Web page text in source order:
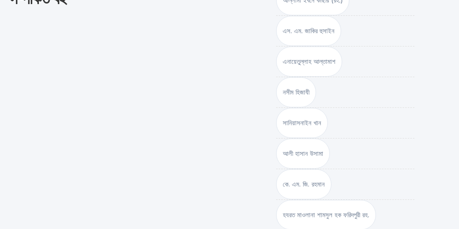
এস. এম. জাকির হুসাইন
এনায়েতুল্লাহ আল্‌তামাশ
নসীম হিজাযী
সানিয়াসনাইন খান
আলী হাসান উসামা
কে. এম. জি. রহমান
হযরত মাওলানা শামসুল হক ফরিদপুরী রহ.